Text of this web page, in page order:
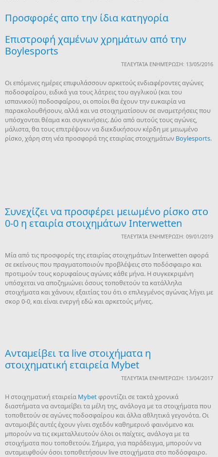
Προσφορές απο την ίδια κατηγορία
Επιστροφή χαμένων χρημάτων από την
Boylesports
ΤΕΛΕΥΤΑΊΑ ΕΝΗΜΈΡΩΣΗ: 13/05/2016
Οι επόμενες ημέρες επιφυλάσσουν αρκετούς ενδιαφέροντες αγώνες
ποδοσφαίρου, ειδικά για τους λάτρεις του αγγλικού (και του
ισπανικού) ποδοσφαίρου, οι οποίοι θα έχουν την ευκαιρία να
παρακολουθήσουν, αλλά και να στοιχηματίσουν σε αναμετρήσεις που
υπόσχονται θέαμα και συγκινήσεις. Δύο από αυτούς τους αγώνες,
μάλιστα, θα τους επιτρέψουν να διεκδικήσουν κέρδη με μειωμένο
ρίσκο, χάρη στη νέα προσφορά της εταιρίας στοιχημάτων Boylesports.
Συνεχίζει να προσφέρει μειωμένο ρίσκο στο
0-0 η εταιρία στοιχημάτων Interwetten
ΤΕΛΕΥΤΑΊΑ ΕΝΗΜΈΡΩΣΗ: 09/01/2019
Μία από τις προσφορές της εταιρίας στοιχημάτων Interwetten αφορά
σε εκείνους που πραγματοποιούν προβλέψεις στο ποδόσφαιρο και
προτιμούν τους κορυφαίους αγώνες κάθε μήνα. Η συγκεκριμένη
υπόσχεται να αποζημιώνει όσους τοποθετούν τα κατάλληλα
στοιχήματα και χάνουν, εξαιτίας του ότι ο επιλεγμένος αγώνας λήγει με
σκορ 0-0, και είναι ενεργή εδώ και αρκετούς μήνες.
Ανταμείβει τα live στοιχήματα η
στοιχηματική εταιρεία Mybet
ΤΕΛΕΥΤΑΊΑ ΕΝΗΜΈΡΩΣΗ: 13/04/2017
Η στοιχηματική εταιρεία Mybetφροντίζει σε τακτά χρονικά
διαστήματα να ανταμείβει τα μέλη της, ανάλογα με τα στοιχήματα που
τοποθετούν σε αγώνες ποδοσφαίρου και άλλα αθλητικά γεγονότα. Οι
ανταμοιβές αυτές έχουν γίνει σχεδόν καθημερινό φαινόμενο και
μπορούν να τις εκμεταλλευτούν όλοι οι παίχτες, ανάλογα με τα
στοιχήματα που τοποθετούν. Σήμερα, για παράδειγμα, μπορούν να
ανταμειφθούν όσοι τοποθετήσουν live στοιχήματα στο ποδόσφαιρο.